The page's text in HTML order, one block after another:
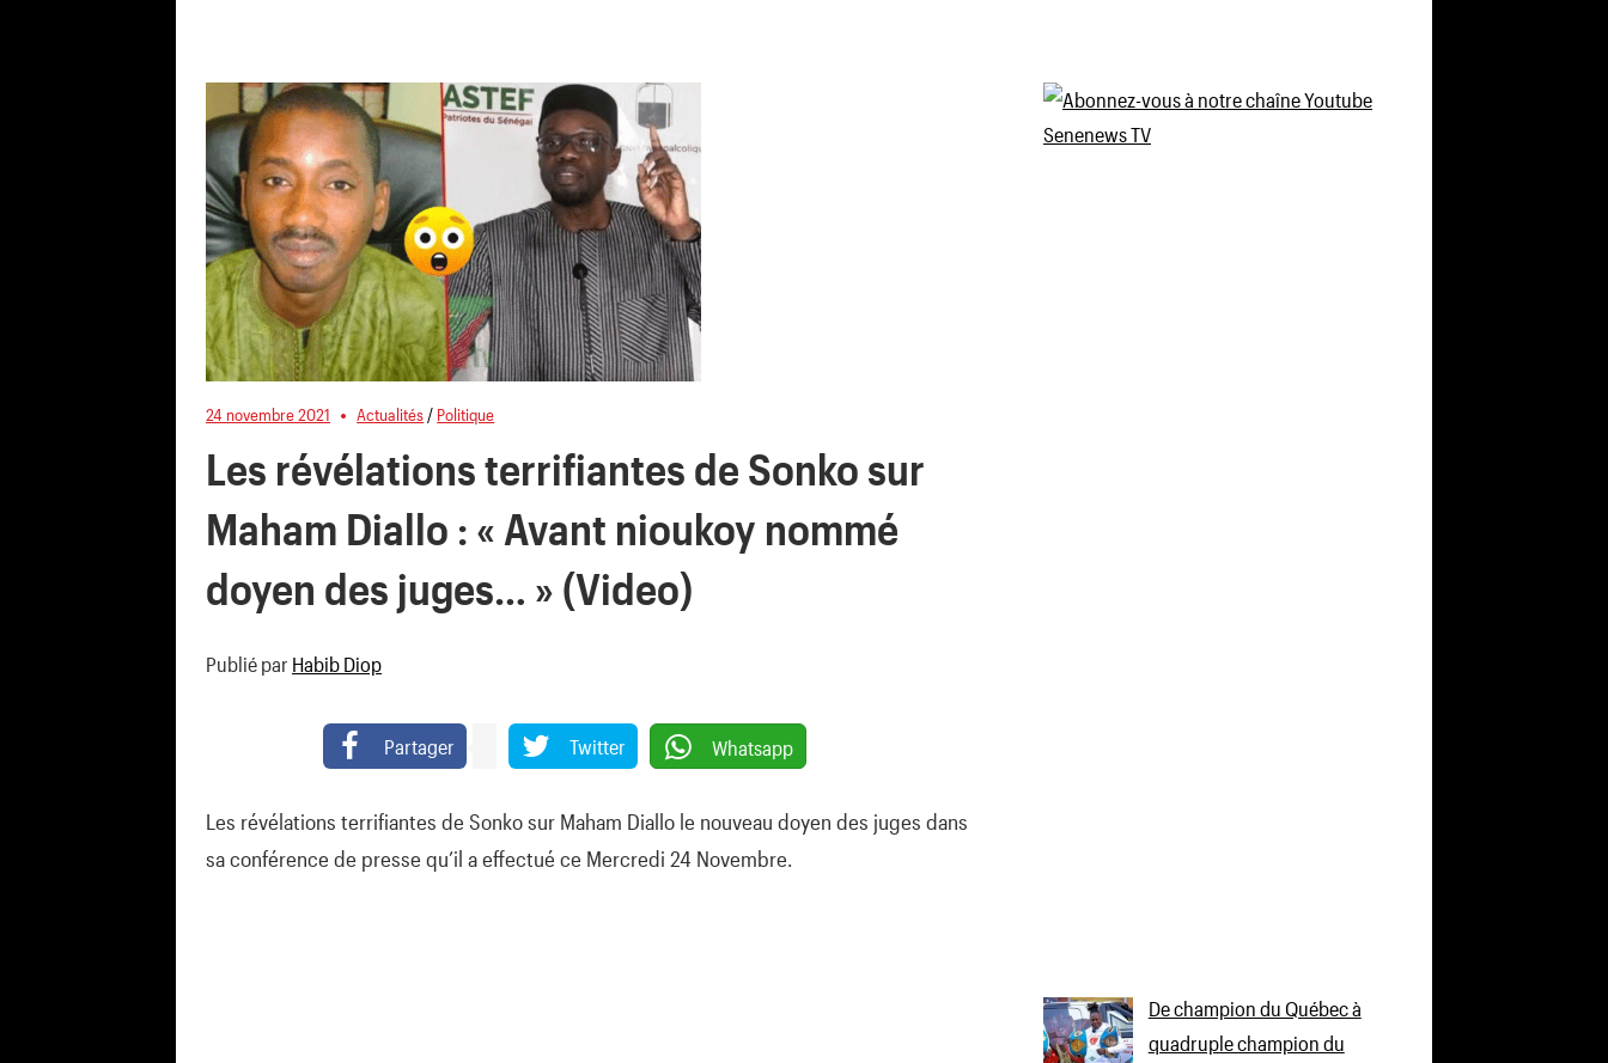
24 novembre 2021 Actualités / Politique
Les révélations terrifiantes de Sonko sur
Maham Diallo : « Avant nioukoy nommé
doyen des juges… » (Video)
Publié par Habib Diop
Partager Twitter Whatsapp
Les révélations terrifiantes de Sonko sur Maham Diallo le nouveau doyen des juges dans
sa conférence de presse qu’il a effectué ce Mercredi 24 Novembre.
De champion du Québec à
quadruple champion du